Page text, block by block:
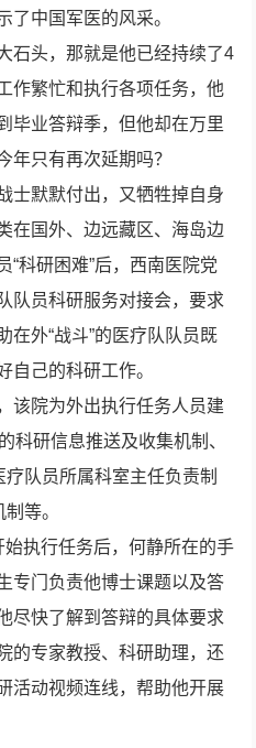
了中国军医的风采。
石头，那就是他已经持续了4
作繁忙和执行各项任务，他
毕业答辩季，但他却在万里
年只有再次延期吗？
士默默付出，又牺牲掉自身
在国外、边远藏区、海岛边
“科研困难”后，西南医院党
队员科研服务对接会，要求
在外“战斗”的医疗队队员既
自己的科研工作。
该院为外出执行任务人员建
科研信息推送及收集机制、
疗队员所属科室主任负责制
等。
执行任务后，何静所在的手
专门负责他博士课题以及答
尽快了解到答辩的具体要求
的专家教授、科研助理，还
活动视频连线，帮助他开展